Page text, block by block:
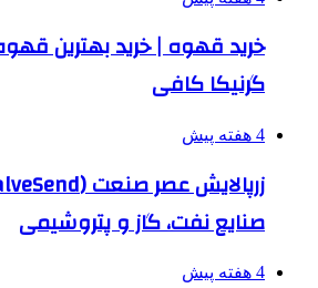
خرید قهوه | خرید بهترین
گرنیکا کافی
4 هفته پیش
صنایع نفت، گاز و پتروشیمی
4 هفته پیش